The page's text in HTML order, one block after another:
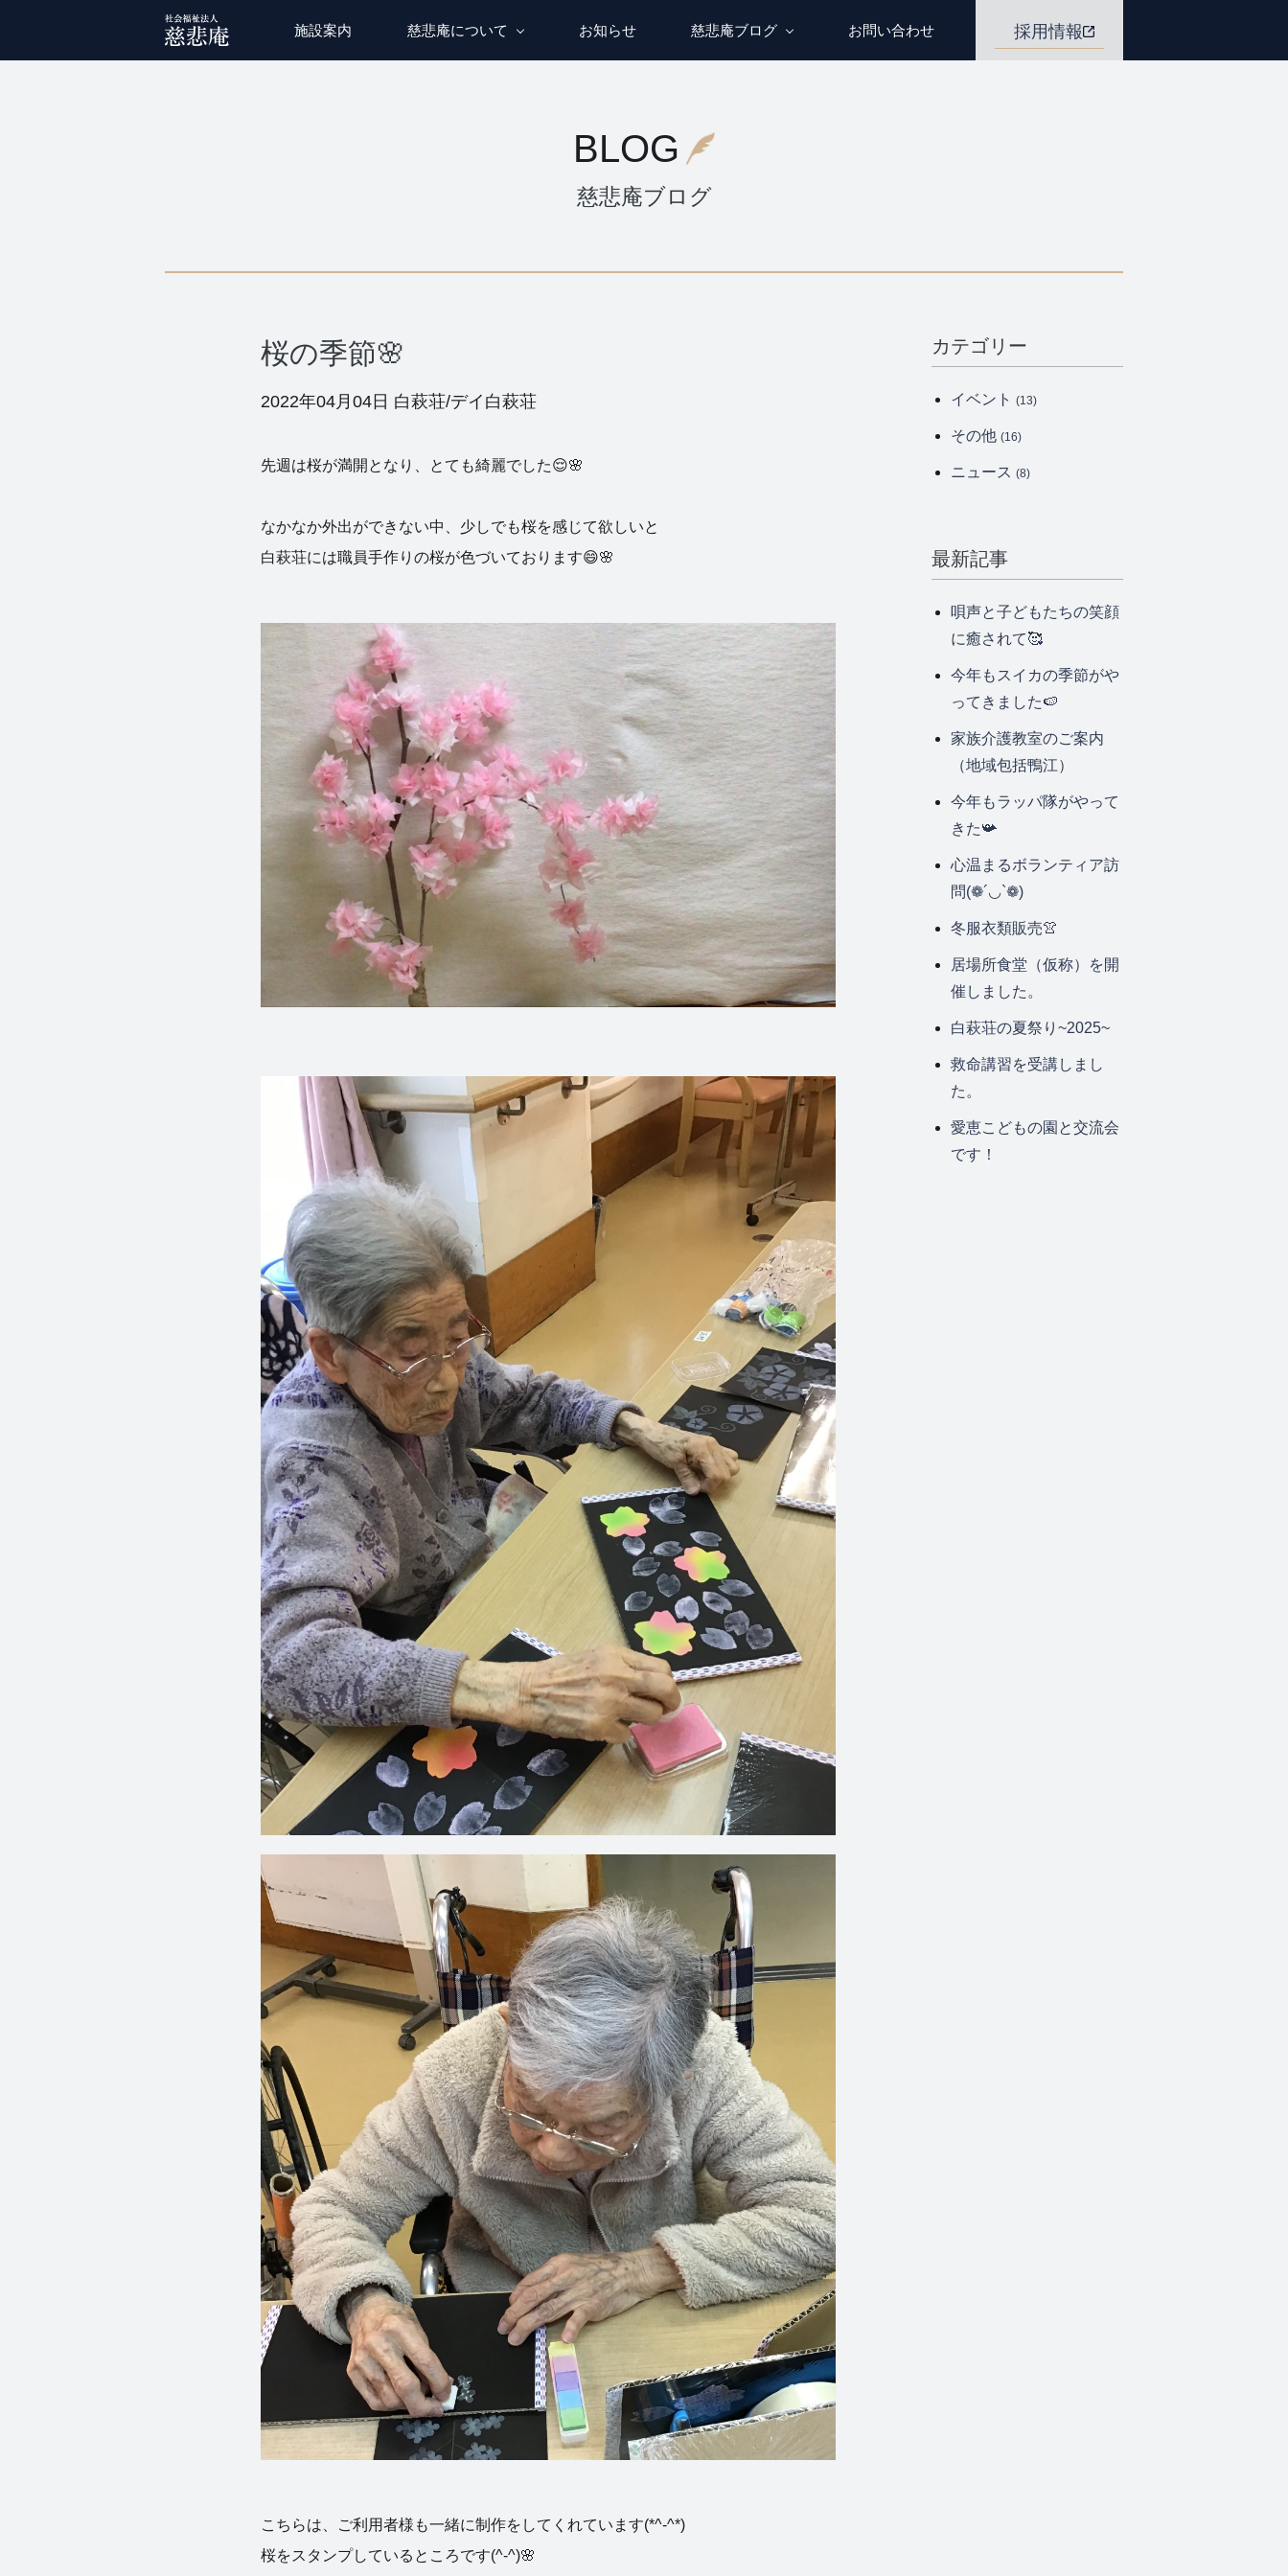
施設案内 慈悲庵について お知らせ 慈悲庵ブログ お問い合わせ 採用情報
BLOG
慈悲庵ブログ
桜の季節🌸
2022年04月04日 白萩荘/デイ白萩荘
先週は桜が満開となり、とても綺麗でした😌🌸
なかなか外出ができない中、少しでも桜を感じて欲しいと
白萩荘には職員手作りの桜が色づいております😄🌸
こちらは、ご利用者様も一緒に制作をしてくれています(*^-^*)
桜をスタンプしているところです(^-^)🌸
カテゴリー
イベント (13)
その他 (16)
ニュース (8)
最新記事
唄声と子どもたちの笑顔
に癒されて🥰
今年もスイカの季節がや
ってきました🍉
家族介護教室のご案内
（地域包括鴨江）
今年もラッパ隊がやって
きた📯
心温まるボランティア訪
問(❁´◡`❁)
冬服衣類販売👚
居場所食堂（仮称）を開
催しました。
白萩荘の夏祭り~2025~
救命講習を受講しまし
た。
愛恵こどもの園と交流会
です！